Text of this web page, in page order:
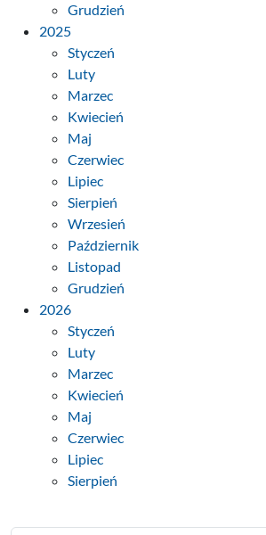
Grudzień
2025
Styczeń
Luty
Marzec
Kwiecień
Maj
Czerwiec
Lipiec
Sierpień
Wrzesień
Październik
Listopad
Grudzień
2026
Styczeń
Luty
Marzec
Kwiecień
Maj
Czerwiec
Lipiec
Sierpień